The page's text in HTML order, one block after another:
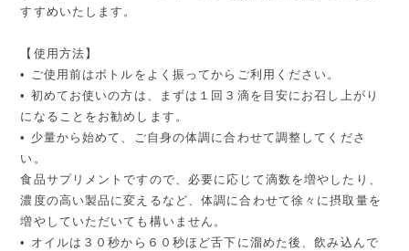
すすめいたします。
【使用方法】
• ご使用前はボトルをよく振ってからご利用ください。
• 初めてお使いの方は、まずは１回３滴を目安にお召し上がり
になることをお勧めします。
• 少量から始めて、ご自身の体調に合わせて調整してくださ
い。
食品サプリメントですので、必要に応じて滴数を増やしたり、
濃度の高い製品に変えるなど、体調に合わせて徐々に摂取量を
増やしていただいても構いません。
• オイルは３０秒から６０秒ほど舌下に溜めた後、飲み込んで